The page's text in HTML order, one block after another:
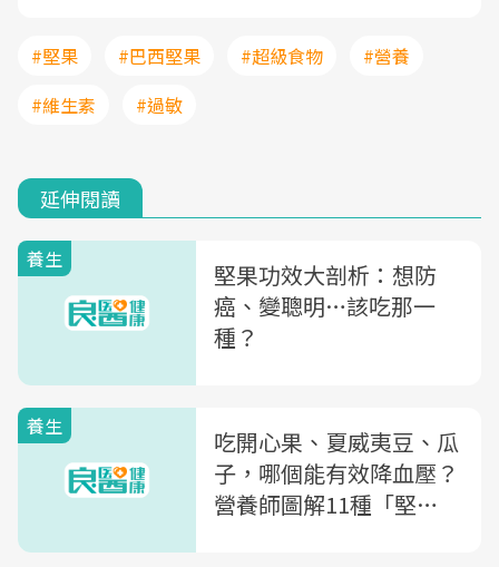
#堅果 #巴西堅果 #超級食物
#營養
#維生素
#過敏
延伸閱讀
養生
堅果功效大剖析：想防
癌、變聰明…該吃那一
種？
養生
吃開心果、夏威夷豆、瓜
子，哪個能有效降血壓？
營養師圖解11種「堅